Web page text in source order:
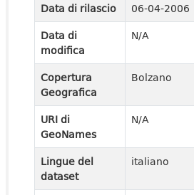
Data di rilascio
06-04-2006
Data di
modifica
N/A
Copertura
Geografica
Bolzano
URI di
GeoNames
N/A
Lingue del
dataset
italiano